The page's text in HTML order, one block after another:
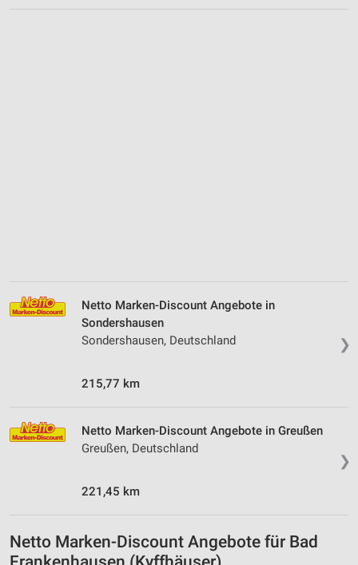
❯
Netto Marken-Discount Angebote in
Sondershausen
Sondershausen, Deutschland
215,77 km
❯
Netto Marken-Discount Angebote in Greußen
Greußen, Deutschland
221,45 km
Netto Marken-Discount Angebote für Bad